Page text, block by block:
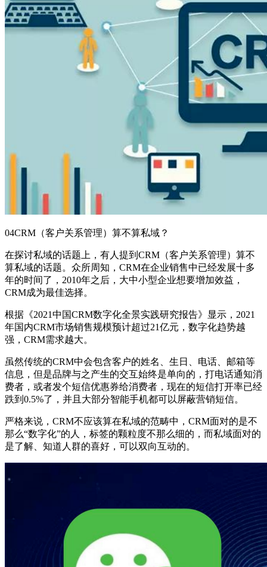
04CRM（客户关系管理）算不算私域？
在探讨私域的话题上，有人提到CRM（客户关系管理）算不
算私域的话题。众所周知，CRM在企业销售中已经发展十多
年的时间了，2010年之后，大中小型企业想要增加效益，
CRM成为最佳选择。
根据《2021中国CRM数字化全景实践研究报告》显示，2021
年国内CRM市场销售规模预计超过21亿元，数字化趋势越
强，CRM需求越大。
虽然传统的CRM中会包含客户的姓名、生日、电话、邮箱等
信息，但是品牌与之产生的交互始终是单向的，打电话通知消
费者，或者发个短信优惠券给消费者，现在的短信打开率已经
跌到0.5%了，并且大部分智能手机都可以屏蔽营销短信。
严格来说，CRM不应该算在私域的范畴中，CRM面对的是不
那么“数字化”的人，标签的颗粒度不那么细的，而私域面对的
是了解、知道人群的喜好，可以双向互动的。